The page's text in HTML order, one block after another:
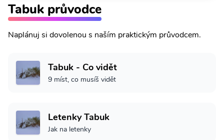
Tabuk průvodce
Naplánuj si dovolenou s naším praktickým průvodcem.
Tabuk - Co vidět
9 míst, co musíš vidět
Letenky Tabuk
Jak na letenky